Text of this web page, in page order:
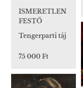
ISMERETLEN
FESTŐ
Tengerparti táj
75 000 Ft